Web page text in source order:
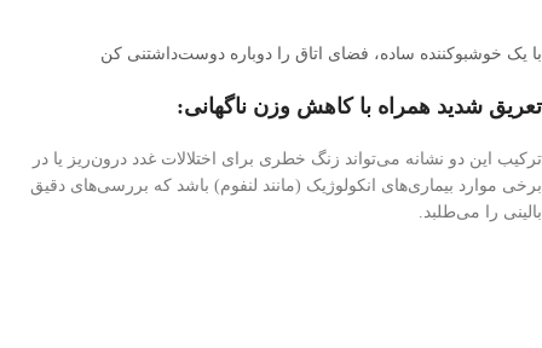
با یک خوشبوکننده ساده، فضای اتاق را دوباره دوست‌داشتنی کن
تعریق شدید همراه با کاهش وزن ناگهانی:
ترکیب این دو نشانه می‌تواند زنگ خطری برای اختلالات غدد درون‌ریز یا در
برخی موارد بیماری‌های انکولوژیک (مانند لنفوم) باشد که بررسی‌های دقیق
بالینی را می‌طلبد.